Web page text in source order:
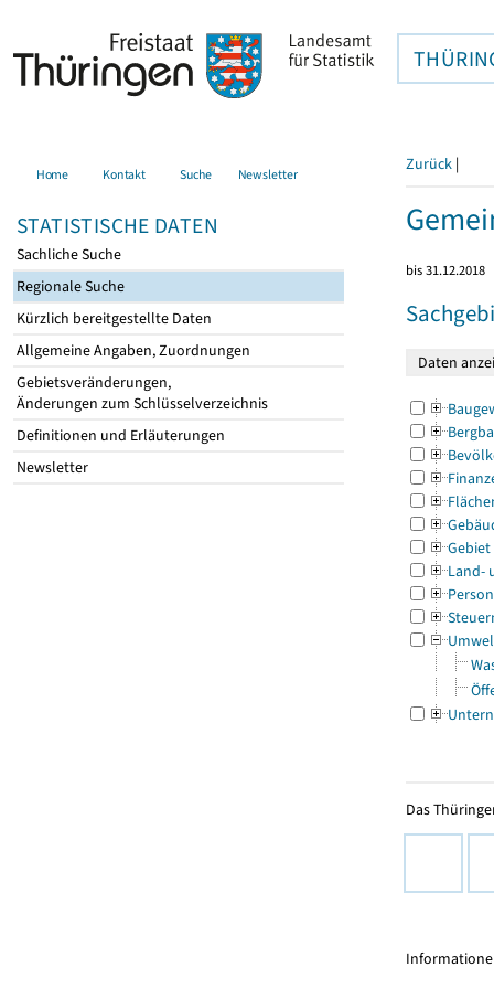
Home Kontakt Suche Newsletter
STATISTISCHE DATEN
Sachliche Suche
Regionale Suche
Kürzlich bereitgestellte Daten
Allgemeine Angaben, Zuordnungen
Gebietsveränderungen,
Änderungen zum Schlüsselverzeichnis
Definitionen und Erläuterungen
Newsletter
Zurück |
bis 31.12.2018
Gebiet
Land-
Das